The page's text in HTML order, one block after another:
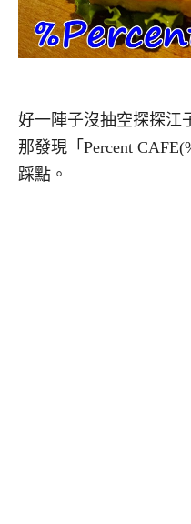
好一陣子沒抽空探探江
那發現「Percent
踩點。